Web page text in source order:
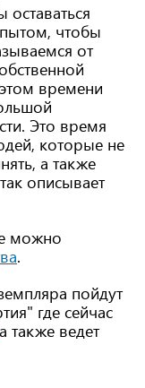
чтобы
от
времени
Это время
которые не
а также
описывает
можно
.
пойдут
где сейчас
также ведет